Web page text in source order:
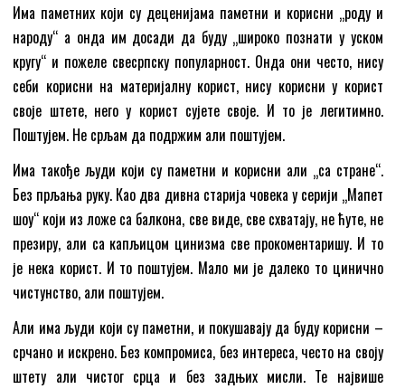
Има паметних који су деценијама паметни и корисни „роду и
народу“ а онда им досади да буду „широко познати у уском
кругу“ и пожеле свесрпску популарност. Онда они често, нису
себи корисни на материјалну корист, нису корисни у корист
своје штете, него у корист сујете своје. И то је легитимно.
Поштујем. Не срљам да подржим али поштујем.
Има такође људи који су паметни и корисни али „са стране“.
Без прљања руку. Као два дивна старија човека у серији „Мапет
шоу“ који из ложе са балкона, све виде, све схватају, не ћуте, не
презиру, али са капљицом цинизма све прокоментаришу. И то
је нека корист. И то поштујем. Мало ми је далеко то цинично
чистунство, али поштујем.
Али има људи који су паметни, и покушавају да буду корисни –
срчано и искрено. Без компромиса, без интереса, често на своју
штету али чистог срца и без задњих мисли. Те највише